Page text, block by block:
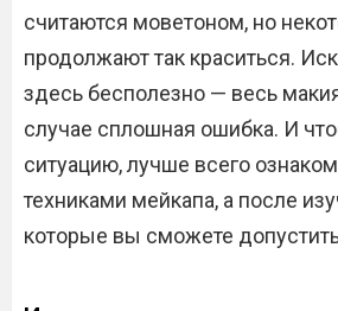
считаются моветоном, но
продолжают так краситься.
здесь бесполезно — весь
случае сплошная ошибка. И
ситуацию, лучше всего
техниками мейкапа, а после
которые вы сможете